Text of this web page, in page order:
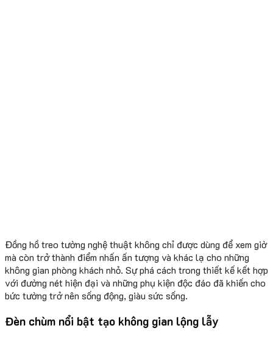
Đồng hồ treo tường nghệ thuật không chỉ được dùng để xem giờ
mà còn trở thành điểm nhấn ấn tượng và khác lạ cho những
không gian phòng khách nhỏ. Sự phá cách trong thiết kế kết hợp
với đường nét hiện đại và những phụ kiện độc đáo đã khiến cho
bức tường trở nên sống động, giàu sức sống.
Đèn chùm nổi bật tạo không gian lộng lẫy